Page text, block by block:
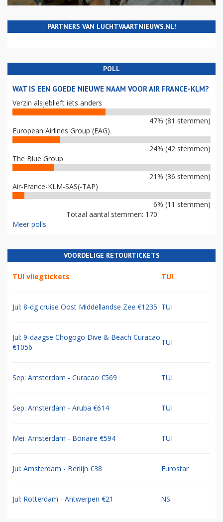
PARTNERS VAN LUCHTVAARTNIEUWS.NL!
POLL
WAT IS EEN GOEDE NIEUWE NAAM VOOR AIR FRANCE-KLM?
Verzin alsjeblieft iets anders
47% (81 stemmen)
European Airlines Group (EAG)
24% (42 stemmen)
The Blue Group
21% (36 stemmen)
Air-France-KLM-SAS(-TAP)
6% (11 stemmen)
Totaal aantal stemmen: 170
Meer polls
VOORDELIGE RETOURTICKETS
TUI vliegtickets TUI
Jul: 8-dg cruise Oost Middellandse Zee €1235 TUI
Jul: 9-daagse Chogogo Dive & Beach Curacao
€1056
TUI
Sep: Amsterdam - Curacao €569 TUI
Sep: Amsterdam - Aruba €614 TUI
Mei: Amsterdam - Bonaire €594 TUI
Jul: Amsterdam - Berlijn €38 Eurostar
Jul: Rotterdam - Antwerpen €21 NS